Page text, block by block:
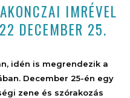
IMRÉVEL
DECEMBER 25.
idén is megrendezik a
December 25-én egy
zene és szórakozás